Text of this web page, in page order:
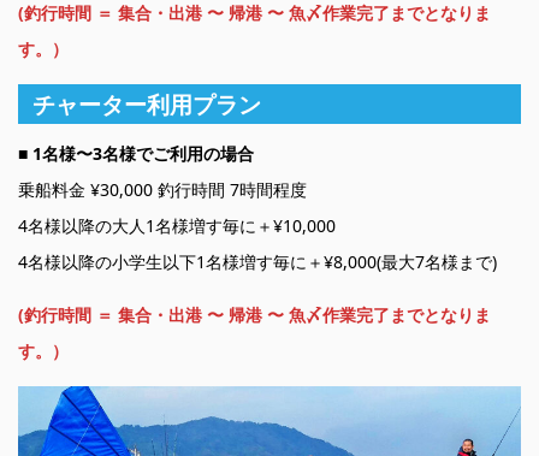
(釣行時間 ＝ 集合・出港 〜 帰港 〜 魚〆作業完了までとなりま
す。）
チャーター利用プラン
■ 1名様〜3名様でご利用の場合
乗船料金 ¥30,000 釣行時間 7時間程度
4名様以降の大人1名様増す毎に＋¥10,000
4名様以降の小学生以下1名様増す毎に＋¥8,000(最大7名様まで)
(釣行時間 ＝ 集合・出港 〜 帰港 〜 魚〆作業完了までとなりま
す。）